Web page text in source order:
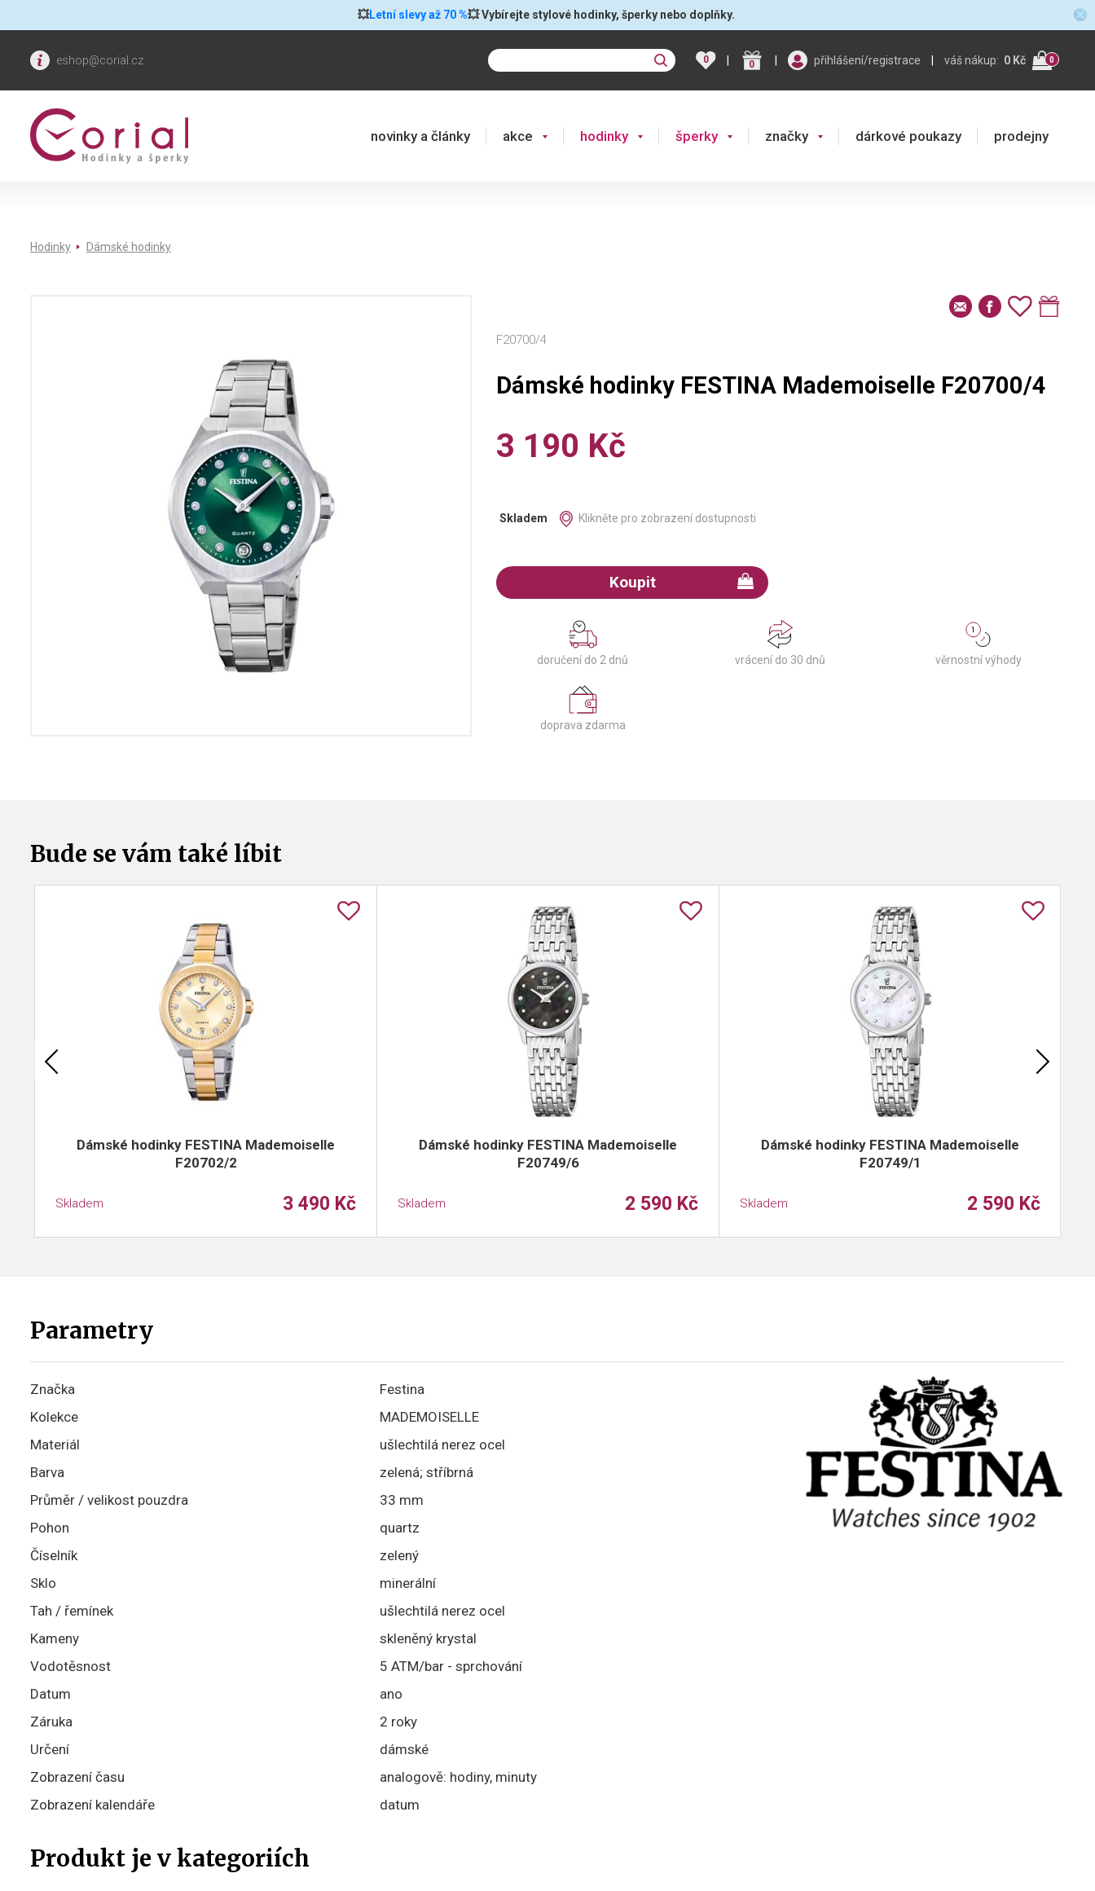
💥Letní slevy až 70 %💥 Vybírejte stylové hodinky, šperky nebo doplňky.
eshop@corial.cz 0 | 0 | přihlášení/registrace | váš nákup: 0 Kč 0
novinky a články akce hodinky šperky značky dárkové poukazy prodejny
Hodinky Dámské hodinky
F20700/4
Dámské hodinky FESTINA Mademoiselle F20700/4
3 190 Kč
Skladem Klikněte pro zobrazení dostupnosti
Koupit
doručení do 2 dnů vrácení do 30 dnů věrnostní výhody
doprava zdarma
Bude se vám také líbit
Dámské hodinky FESTINA Mademoiselle
F20702/2
Skladem 3 490 Kč
Dámské hodinky FESTINA Mademoiselle
F20749/6
Skladem 2 590 Kč
Dámské hodinky FESTINA Mademoiselle
F20749/1
Skladem 2 590 Kč
Parametry
Značka
Festina
Kolekce
MADEMOISELLE
Materiál
ušlechtilá nerez ocel
Barva
zelená; stříbrná
Průměr / velikost pouzdra
33 mm
Pohon
quartz
Číselník
zelený
Sklo
minerální
Tah / řemínek
ušlechtilá nerez ocel
Kameny
skleněný krystal
Vodotěsnost
5 ATM/bar - sprchování
Datum
ano
Záruka
2 roky
Určení
dámské
Zobrazení času
analogově: hodiny, minuty
Zobrazení kalendáře
datum
Produkt je v kategoriích